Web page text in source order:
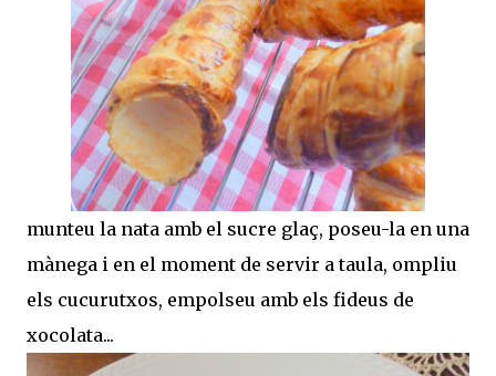
munteu la nata amb el sucre glaç, poseu-la en una
mànega i en el moment de servir a taula, ompliu
els cucurutxos, empolseu amb els fideus de
xocolata...